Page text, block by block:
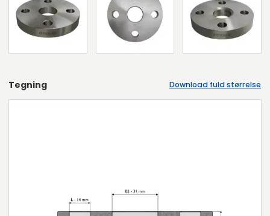
Tegning Download fuld størrelse